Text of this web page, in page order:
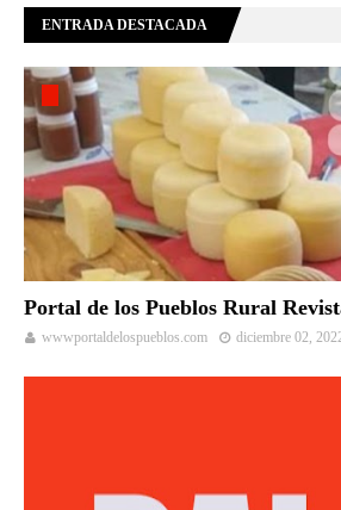
ENTRADA DESTACADA
Portal de los Pueblos Rural
wwwportaldelospueblos.com diciembre 02,